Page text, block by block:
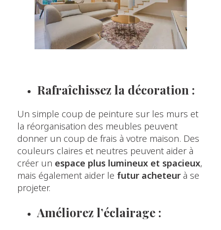
Rafraîchissez la décoration :
Un simple coup de peinture sur les murs et
la réorganisation des meubles peuvent
donner un coup de frais à votre maison. Des
couleurs claires et neutres peuvent aider à
créer un espace plus lumineux et spacieux,
mais également aider le futur acheteurà se
projeter.
Améliorez l’éclairage :